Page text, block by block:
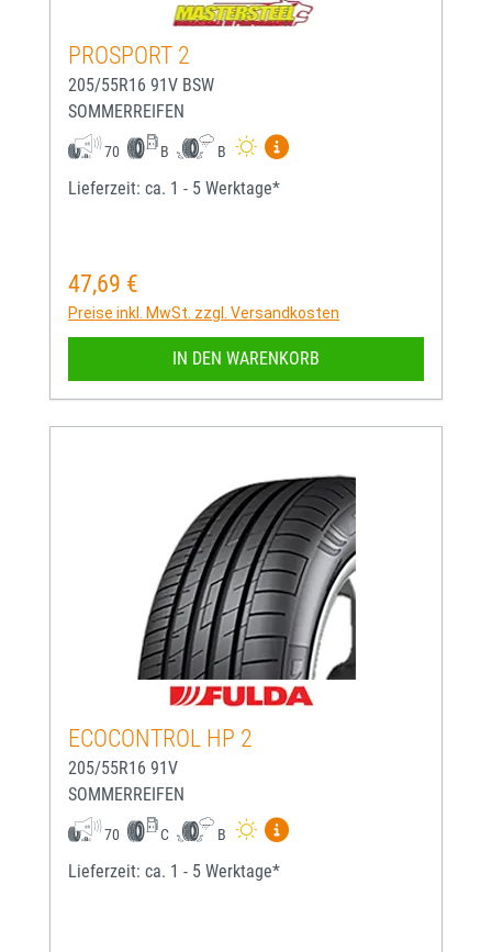
PROSPORT 2
205/55R16 91V BSW
SOMMERREIFEN
70 B B
Mehr Informationen zum
Lieferzeit: ca. 1 - 5 Werktage*
Regulärer Preis:
47,69 €
Preise inkl. MwSt. zzgl. Versandkosten
IN DEN WARENKORB
ECOCONTROL HP 2
205/55R16 91V
SOMMERREIFEN
70 C B
Mehr Informationen zum
Lieferzeit: ca. 1 - 5 Werktage*